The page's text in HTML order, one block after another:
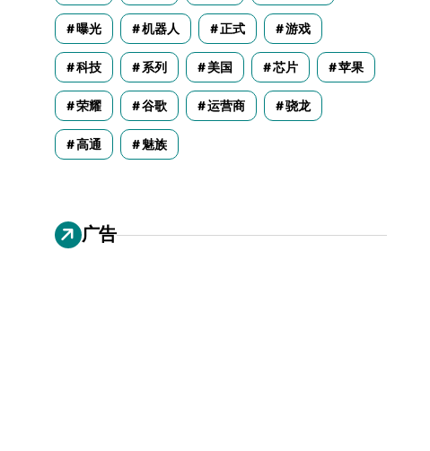
曝光 机器人 正式 游戏
科技 系列 美国 芯片 苹果
荣耀 谷歌 运营商 骁龙
高通 魅族
广告